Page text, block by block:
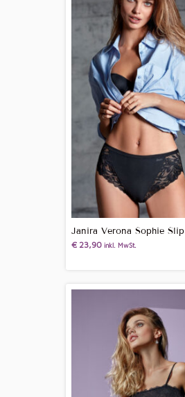
Janira Verona Sophie Slip
€23,90 inkl. MwSt.